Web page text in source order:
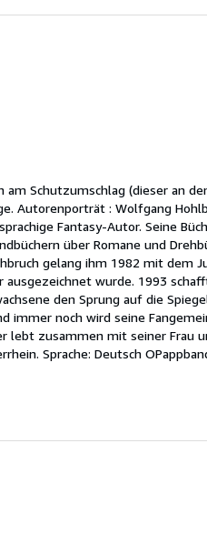
Schutzumschlag (dieser an
Autorenporträt : Wolfgang
Fantasy-Autor. Seine
über Romane und
gelang ihm 1982 mit dem
wurde. 1993
den Sprung auf die
immer noch wird seine
lebt zusammen mit seiner Frau
Sprache: Deutsch